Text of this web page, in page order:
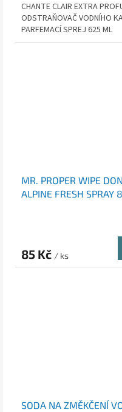
CHANTE CLAIR EXTRA
ODSTRAŇOVAČ VODNÍHO
PARFEMACÍ SPREJ 625 ML
MR. PROPER WIPE
ALPINE FRESH SPRAY
85 Kč / ks
SODA NA ZMĚKČENÍ